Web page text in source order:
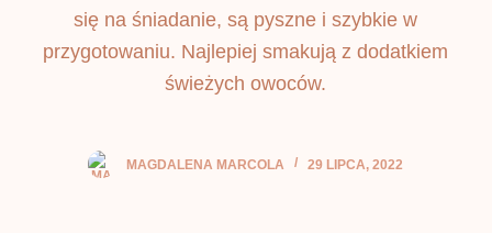
się na śniadanie, są pyszne i szybkie w
przygotowaniu. Najlepiej smakują z dodatkiem
świeżych owoców.
MAGDALENA MARCOLA 29 LIPCA, 2022